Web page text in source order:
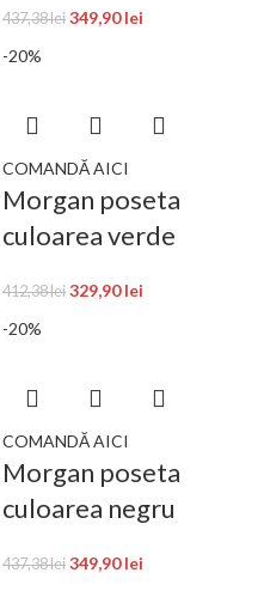
437,38lei 349,90lei
-20%
COMANDĂ AICI
Morgan poseta
culoarea verde
412,38lei 329,90lei
-20%
COMANDĂ AICI
Morgan poseta
culoarea negru
437,38lei 349,90lei